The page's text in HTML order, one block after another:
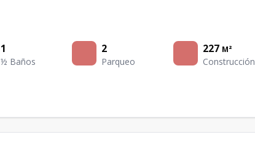
1
½ Baños
2
Parqueo
227 M²
Construcción